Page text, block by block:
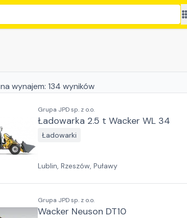
na wynajem: 134 wyników
Grupa JPD sp. z o.o.
Ładowarka 2.5 t Wacker WL 34
Ładowarki
Lublin, Rzeszów, Puławy
Grupa JPD sp. z o.o.
Wacker Neuson DT10